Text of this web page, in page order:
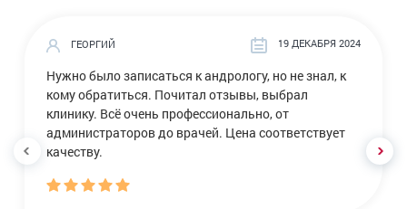
ГЕОРГИЙ 19 ДЕКАБРЯ 2024
Нужно было записаться к андрологу, но не знал, к
кому обратиться. Почитал отзывы, выбрал
клинику. Всё очень профессионально, от
администраторов до врачей. Цена соответствует
качеству.